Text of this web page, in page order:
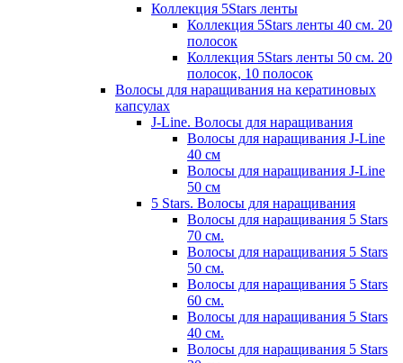
Коллекция 5Stars ленты
Коллекция 5Stars ленты 40 см. 20
полосок
Коллекция 5Stars ленты 50 см. 20
полосок, 10 полосок
Волосы для наращивания на кератиновых
капсулах
J-Line. Волосы для наращивания
Волосы для наращивания J-Line
40 см
Волосы для наращивания J-Line
50 см
5 Stars. Волосы для наращивания
Волосы для наращивания 5 Stars
70 см.
Волосы для наращивания 5 Stars
50 см.
Волосы для наращивания 5 Stars
60 см.
Волосы для наращивания 5 Stars
40 см.
Волосы для наращивания 5 Stars